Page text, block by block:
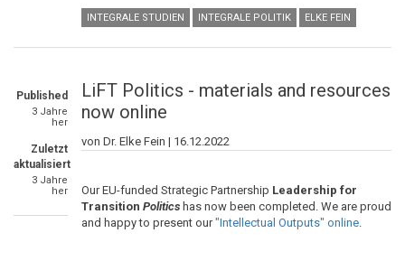
INTEGRALE STUDIEN INTEGRALE POLITIK ELKE FEIN
Published
3 Jahre
her
Zuletzt
aktualisiert
3 Jahre
her
LiFT Politics - materials and resources
now online
von Dr. Elke Fein | 16.12.2022
Our EU-funded Strategic Partnership Leadership for
Transition Politics has now been completed. We are proud
and happy to present our"Intellectual Outputs" online